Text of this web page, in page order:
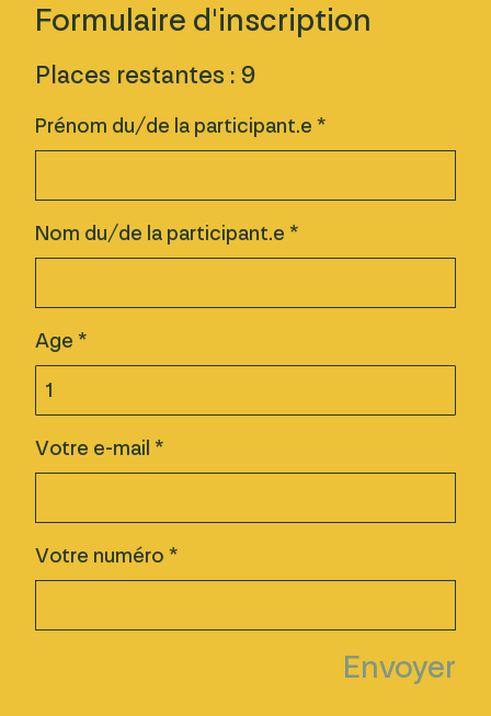
Formulaire d'inscription
Places restantes : 9
Prénom du/de la participant.e *
Nom du/de la participant.e *
Age *
Votre e-mail *
Votre numéro *